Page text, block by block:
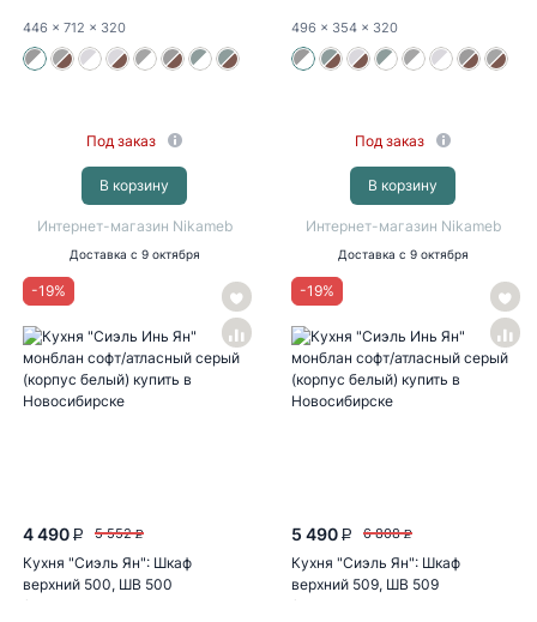
446 x 712 x 320
Под заказ
В корзину
Интернет-магазин Nikameb
Доставка с 9 октября
496 x 354 x 320
Под заказ
В корзину
Интернет-магазин Nikameb
Доставка с 9 октября
-19%
4 490 P 5 552 P
Кухня "Сиэль Ян": Шкаф
верхний 500, ШВ 500
(монблан...
-19%
5 490 P 6 808 P
Кухня "Сиэль Ян": Шкаф
верхний 509, ШВ 509
(монблан...